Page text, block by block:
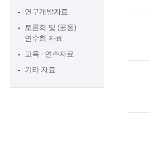
연구개발자료
토론회 및 (공동)
연수회 자료
교육 · 연수자료
기타 자료